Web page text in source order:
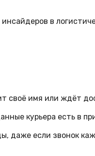
в
имя или ждёт
курьера есть в
даже если звонок